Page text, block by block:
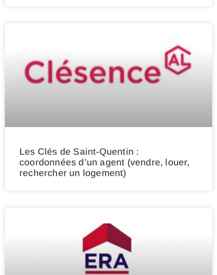
Les Clés de Saint-Quentin :
coordonnées d’un agent (vendre, louer,
rechercher un logement)